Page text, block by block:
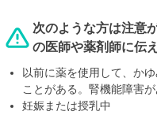
次のような方は注意
の医師や薬剤師に伝
以前に薬を使用して、か
ことがある。腎機能障害が
妊娠または授乳中